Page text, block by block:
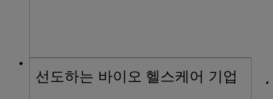
선도하는 바이오 헬스케어 기업